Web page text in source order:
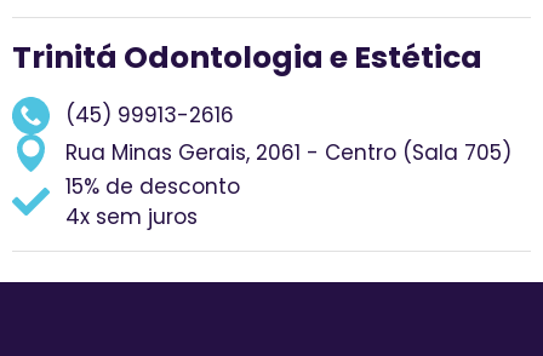
Trinitá Odontologia e Estética
(45) 99913-2616
Rua Minas Gerais, 2061 - Centro (Sala 705)
15% de desconto
4x sem juros